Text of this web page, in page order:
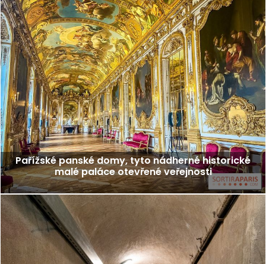
Pařížské panské domy, tyto nádherné historické
malé paláce otevřené veřejnosti